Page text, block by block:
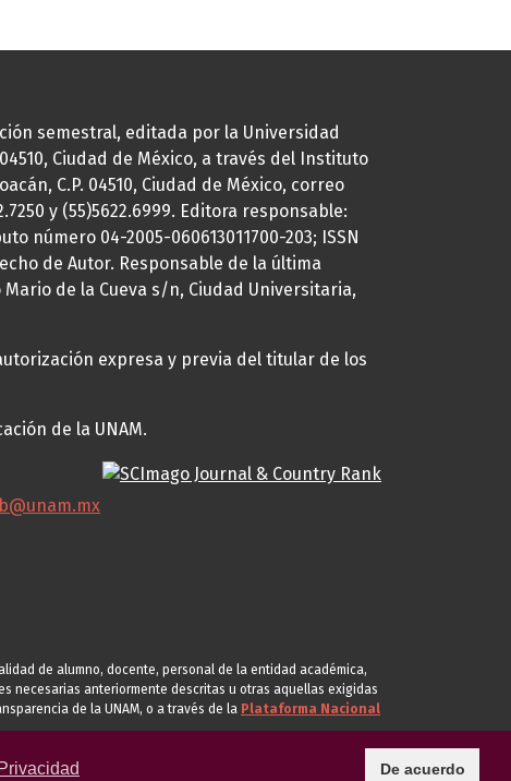
De acuerdo
semestral, editada por la Universidad
Ciudad de México, a través del Instituto
C.P. 04510, Ciudad de México, correo
y (55)5622.6999. Editora responsable:
número 04-2005-060613011700-203; ISSN
de Autor. Responsable de la última
de la Cueva s/n, Ciudad Universitaria,
expresa y previa del titular de los
de la UNAM.
de alumno, docente, personal de la entidad académica,
necesarias anteriormente descritas u otras aquellas exigidas
de la UNAM, o a través de la Plataforma Nacional